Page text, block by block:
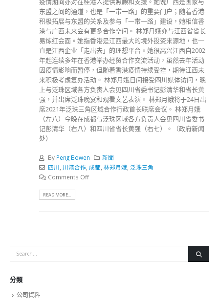
东盟之间的通道，也是「一带一路」的重要门户；随着香港
积极拓展与东盟的关系及参与「一带一路」建设，她相信香
港与广西未来会有更多合作空间。 林郑月娥亦与江西省省长
易炼红会面。她指香港是江西最大的境外投资来源地，也一
直是江西企业「走出去」的理想平台。她很高兴江西自2002
年起连续多年在香港举办经贸合作交流活动，虽然去年活动
因疫情影响而暂停，但随着香港疫情持续受控，期待江西未
来积极考虑复办活动。 林郑月娥日间接受四川媒体访问，晚
上与泛珠区域各方负责人会见四川省委书记彭清华和省长黄
强，并出席泛珠晚宴和观看文艺表演。 林郑月娥将于24日出
席2021年泛珠三角区域合作行政首长联席会议。 林郑月娥
（左八）今晚在成都与泛珠区域各方负责人会见四川省委书
记彭清华（右八）和四川省省长黄强（右七）。（政府新闻
处）
By Peng Bowen
新聞
四川 川港合作, 成都 林郑月娥, 泛珠三角
Comments Off
READ MORE...
分類
公司資料